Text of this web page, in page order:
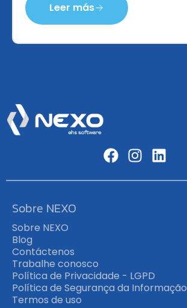
Leer más
Sobre NEXO
Sobre NEXO
Blog
Contáctenos
Trabalhe conosco
Política de Privacidade - LGPD
Política de Segurança da Informação
Termos de uso